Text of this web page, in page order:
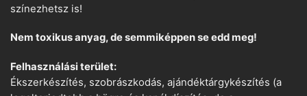
színezhetsz is!
Nem toxikus anyag, de semmiképpen se edd meg!
Felhasználási terület:
Ékszerkészítés, szobrászkodás, ajándéktárgykészítés (a